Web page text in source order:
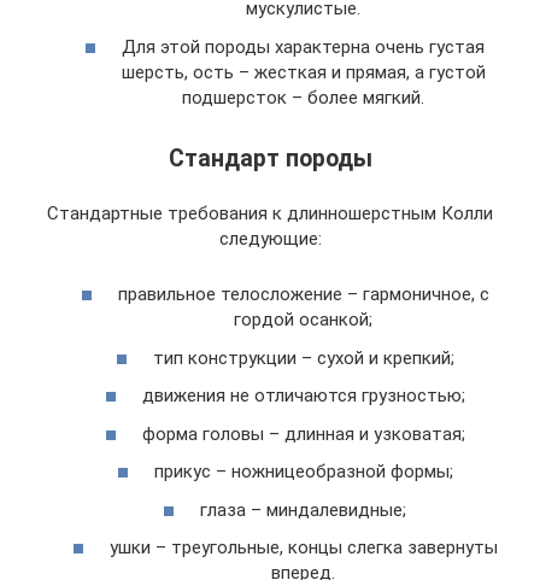
мускулистые.
Для этой породы характерна очень густая
шерсть, ость – жесткая и прямая, а густой
подшерсток – более мягкий.
Стандарт породы
Стандартные требования к длинношерстным Колли
следующие:
правильное телосложение – гармоничное, с
гордой осанкой;
тип конструкции – сухой и крепкий;
движения не отличаются грузностью;
форма головы – длинная и узковатая;
прикус – ножницеобразной формы;
глаза – миндалевидные;
ушки – треугольные, концы слегка завернуты
вперед.